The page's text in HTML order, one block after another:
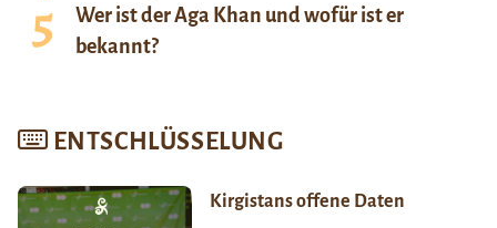
Wer ist der Aga Khan und wofür ist er
bekannt?
ENTSCHLÜSSELUNG
Kirgistans offene Daten